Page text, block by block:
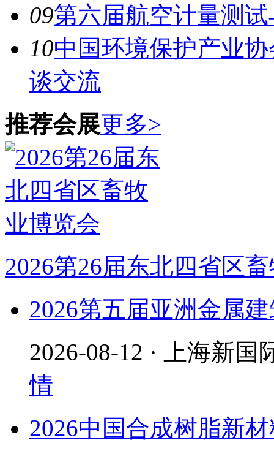
09第六届航空计量测
10中国环境保护产业
谈交流
推荐会展更多>
2026第26届东北四省区
2026第五届亚洲金属
2026-08-12 · 上海新
情
2026中国合成树脂新